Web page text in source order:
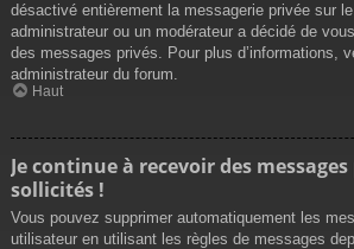
désactivé entièrement la messagerie privée sur
administrateur ou un modérateur a décidé de
des messages privés. Pour plus d’informations,
administrateur du forum.
Haut
Je continue à recevoir des
sollicités !
Vous pouvez supprimer automatiquement les
utilisateur en utilisant les règles de messages